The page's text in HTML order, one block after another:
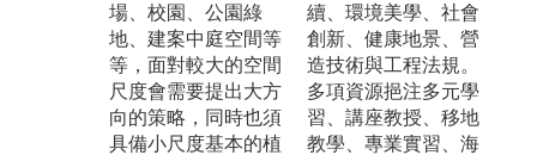
場、校園、公園綠
地、建案中庭空間等
等，面對較大的空間
尺度會需要提出大方
向的策略，同時也須
具備小尺度基本的植
續、環境美學、社會
創新、健康地景、營
造技術與工程法規。
多項資源挹注多元學
習、講座教授、移地
教學、專業實習、海